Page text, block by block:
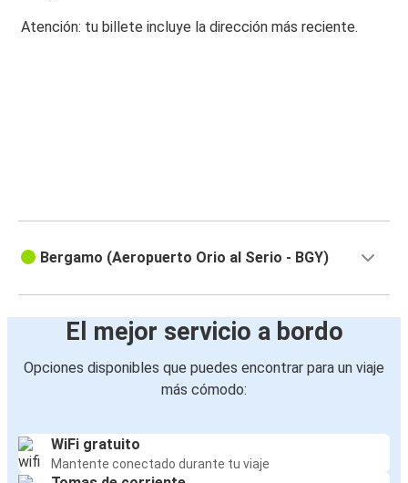
Atención: tu billete incluye la dirección más reciente.
Bergamo (Aeropuerto Orio al Serio - BGY)
El mejor servicio a bordo
Opciones disponibles que puedes encontrar para un viaje
más cómodo:
WiFi gratuito
Mantente conectado durante tu viaje